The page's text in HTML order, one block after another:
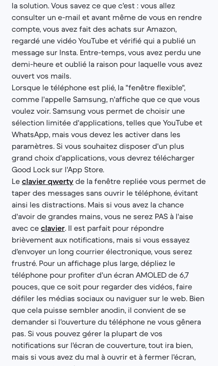
la solution. Vous savez ce que c'est : vous allez
consulter un e-mail et avant même de vous en rendre
compte, vous avez fait des achats sur Amazon,
regardé une vidéo YouTube et vérifié qui a publié un
message sur Insta. Entre-temps, vous avez perdu une
demi-heure et oublié la raison pour laquelle vous avez
ouvert vos mails.
Lorsque le téléphone est plié, la "fenêtre flexible",
comme l'appelle Samsung, n'affiche que ce que vous
voulez voir. Samsung vous permet de choisir une
sélection limitée d'applications, telles que YouTube et
WhatsApp, mais vous devez les activer dans les
paramètres. Si vous souhaitez disposer d'un plus
grand choix d'applications, vous devrez télécharger
Good Lock sur l'App Store.
Le clavier qwerty de la fenêtre repliée vous permet de
taper des messages sans ouvrir le téléphone, évitant
ainsi les distractions. Mais si vous avez la chance
d'avoir de grandes mains, vous ne serez PAS à l'aise
avec ce clavier. Il est parfait pour répondre
brièvement aux notifications, mais si vous essayez
d'envoyer un long courrier électronique, vous serez
frustré. Pour un affichage plus large, dépliez le
téléphone pour profiter d'un écran AMOLED de 6,7
pouces, que ce soit pour regarder des vidéos, faire
défiler les médias sociaux ou naviguer sur le web. Bien
que cela puisse sembler anodin, il convient de se
demander si l'ouverture du téléphone ne vous gênera
pas. Si vous pouvez gérer la plupart de vos
notifications sur l'écran de couverture, tout ira bien,
mais si vous avez du mal à ouvrir et à fermer l'écran,